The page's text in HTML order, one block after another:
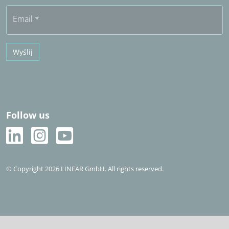
Email *
Wyślij
Follow us
© Copyright 2026 LINEAR GmbH. All rights reserved.